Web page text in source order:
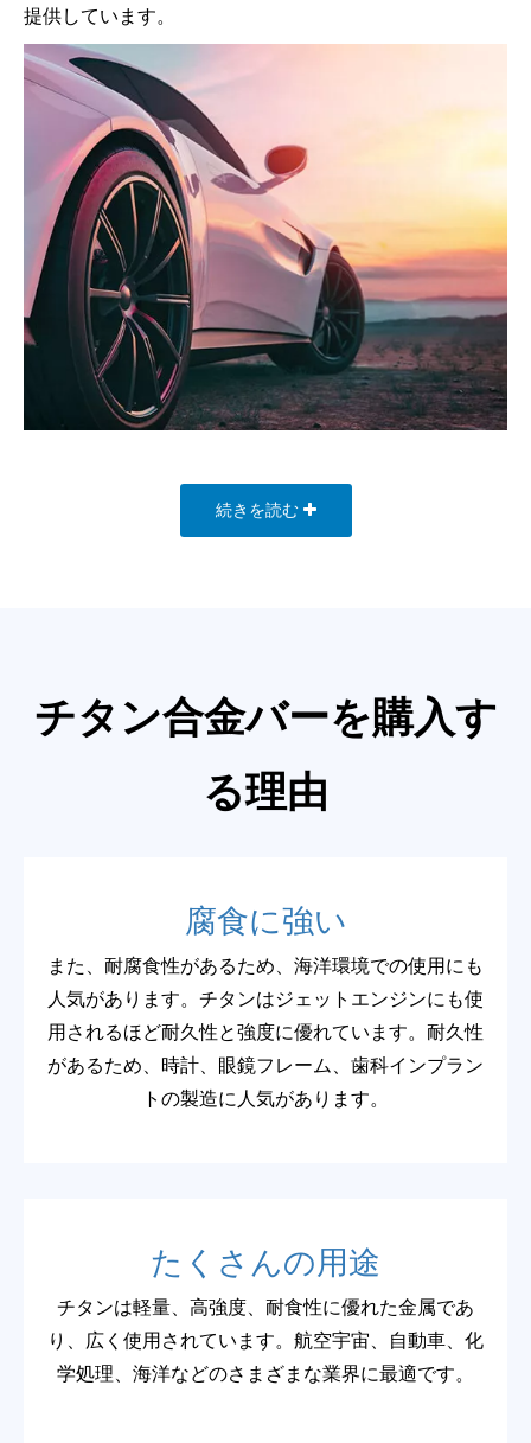
提供しています。
続きを読む
チタン合金バーを購入す
る理由
腐食に強い
また、耐腐食性があるため、海洋環境での使用にも
人気があります。チタンはジェットエンジンにも使
用されるほど耐久性と強度に優れています。耐久性
があるため、時計、眼鏡フレーム、歯科インプラン
トの製造に人気があります。
たくさんの用途
チタンは軽量、高強度、耐食性に優れた金属であ
り、広く使用されています。航空宇宙、自動車、化
学処理、海洋などのさまざまな業界に最適です。